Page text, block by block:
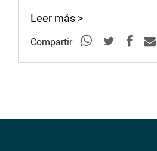
Leer más >
Compartir